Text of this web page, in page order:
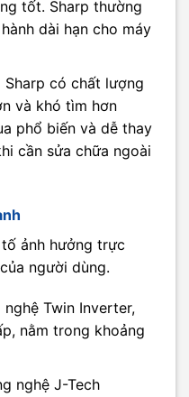
tốt. Sharp thường
dài hạn cho máy
Sharp có chất lượng
và khó tìm hơn
phổ biến và dễ thay
cần sửa chữa ngoài
ảnh hưởng trực
người dùng.
Twin Inverter,
nằm trong khoảng
nghệ J-Tech